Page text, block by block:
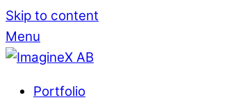
Skip to content
Menu
Portfolio